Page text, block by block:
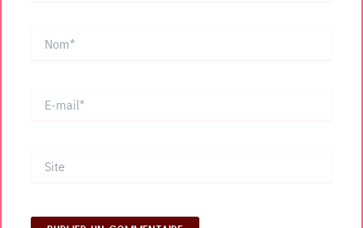
mail*